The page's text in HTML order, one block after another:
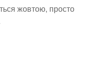
жовтою, просто